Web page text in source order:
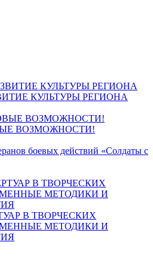
КУЛЬТУРЫ РЕГИОНА
ВОЗМОЖНОСТИ!
боевых действий «Солдаты с
В ТВОРЧЕСКИХ
МЕТОДИКИ И